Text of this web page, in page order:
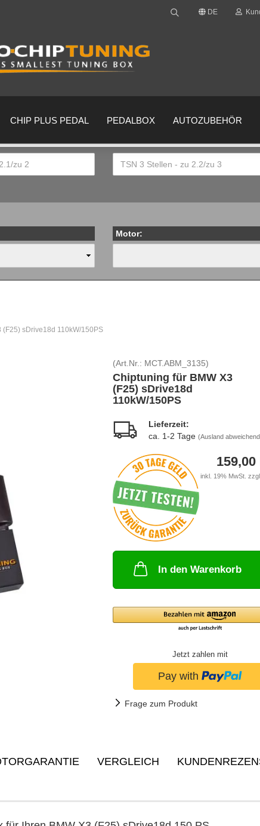
DE
Sprache auswählen
CHIP PLUS PEDAL PEDALBOX AUTOZUBEHÖR
Motor:
(F25) sDrive18d 110kW/150PS
(Art.Nr.: MCT.ABM_3135)
Chiptuning für BMW X3
(F25) sDrive18d
110kW/150PS
Lieferzeit:
ca. 1-2 Tage (Ausland
159,00
inkl. 19% MwSt. zzgl.
In den Warenkorb
Jetzt zahlen mit
Frage zum Produkt
VERGLEICH